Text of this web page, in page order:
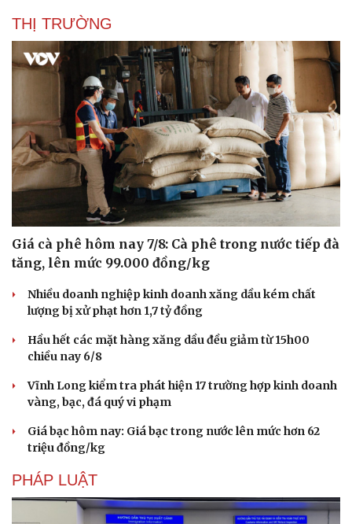
THỊ TRƯỜNG
Giá cà phê hôm nay 7/8: Cà phê trong nước tiếp đà
tăng, lên mức 99.000 đồng/kg
Nhiều doanh nghiệp kinh doanh xăng dầu kém chất
lượng bị xử phạt hơn 1,7 tỷ đồng
Hầu hết các mặt hàng xăng dầu đều giảm từ 15h00
chiều nay 6/8
Vĩnh Long kiểm tra phát hiện 17 trường hợp kinh doanh
vàng, bạc, đá quý vi phạm
Giá bạc hôm nay: Giá bạc trong nước lên mức hơn 62
triệu đồng/kg
PHÁP LUẬT